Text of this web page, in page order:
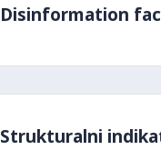
Disinformation
Strukturalni